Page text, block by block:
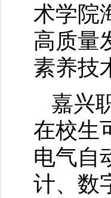
术学院
高质量
素养技
嘉兴
在校生
电气自
计、数